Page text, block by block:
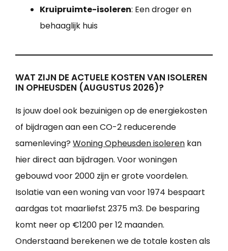
Kruipruimte-isoleren: Een droger en
behaaglijk huis
WAT ZIJN DE ACTUELE KOSTEN VAN ISOLEREN
IN OPHEUSDEN (AUGUSTUS 2026)?
Is jouw doel ook bezuinigen op de energiekosten
of bijdragen aan een CO-2 reducerende
samenleving? Woning Opheusden isoleren kan
hier direct aan bijdragen. Voor woningen
gebouwd voor 2000 zijn er grote voordelen.
Isolatie van een woning van voor 1974 bespaart
aardgas tot maarliefst 2375 m3. De besparing
komt neer op €1200 per 12 maanden.
Onderstaand berekenen we de totale kosten als